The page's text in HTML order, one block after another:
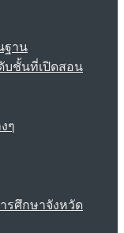
ฐาน
บชั้นที่เปิดสอน
ๆ
รศึกษาจังหวัด